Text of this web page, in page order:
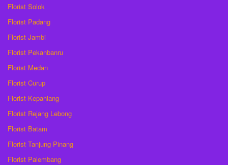
Florist Solok
Florist Padang
Florist Jambi
Florist Pekanbanru
Florist Medan
Florist Curup
Florist Kepahiang
Florist Rejang Lebong
Florist Batam
Florist Tanjung Pinang
Florist Palembang